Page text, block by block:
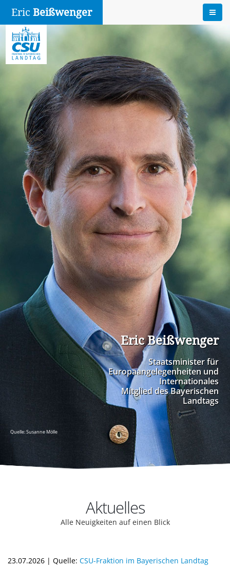
Eric Beißwenger
Eric Beißwenger
Staatsminister für
Europaangelegenheiten und
Internationales
Mitglied des Bayerischen
Landtags
Quelle: Susanne Mölle
Aktuelles
Alle Neuigkeiten auf einen Blick
23.07.2026 | Quelle: CSU-Fraktion im Bayerischen Landtag